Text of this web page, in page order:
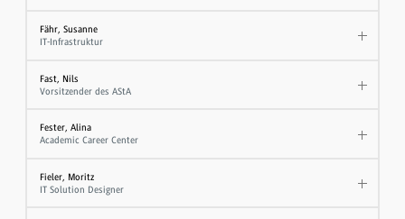
Fähr, Susanne
IT-Infrastruktur
Fast, Nils
Vorsitzender des AStA
Fester, Alina
Academic Career Center
Fieler, Moritz
IT Solution Designer